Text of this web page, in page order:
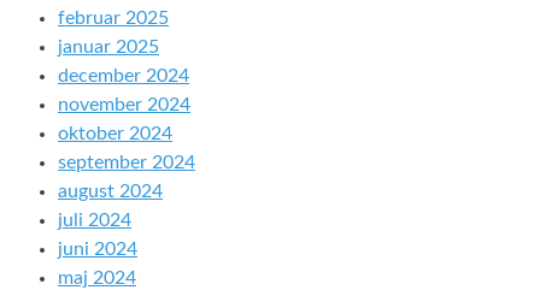
februar 2025
januar 2025
december 2024
november 2024
oktober 2024
september 2024
august 2024
juli 2024
juni 2024
maj 2024